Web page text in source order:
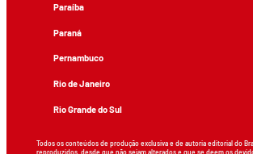
Paraíba
Paraná
Pernambuco
Rio de Janeiro
Rio Grande do Sul
Todos os conteúdos de produção exclusiva e de autoria editorial do